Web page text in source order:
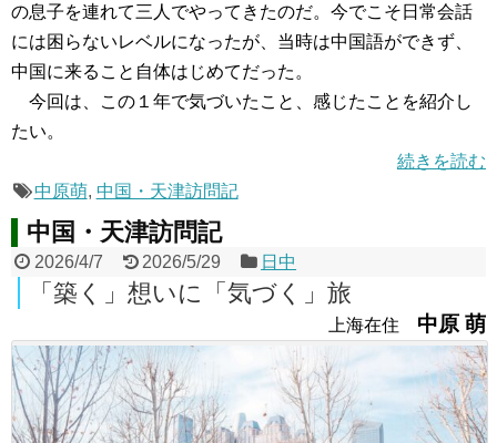
の息子を連れて三人でやってきたのだ。今でこそ日常会話
には困らないレベルになったが、当時は中国語ができず、
中国に来ること自体はじめてだった。
今回は、この１年で気づいたこと、感じたことを紹介し
たい。
続きを読む
中原萌, 中国・天津訪問記
中国・天津訪問記
2026/4/7 2026/5/29 日中
「築く」想いに「気づく」旅
上海在住 中原 萌